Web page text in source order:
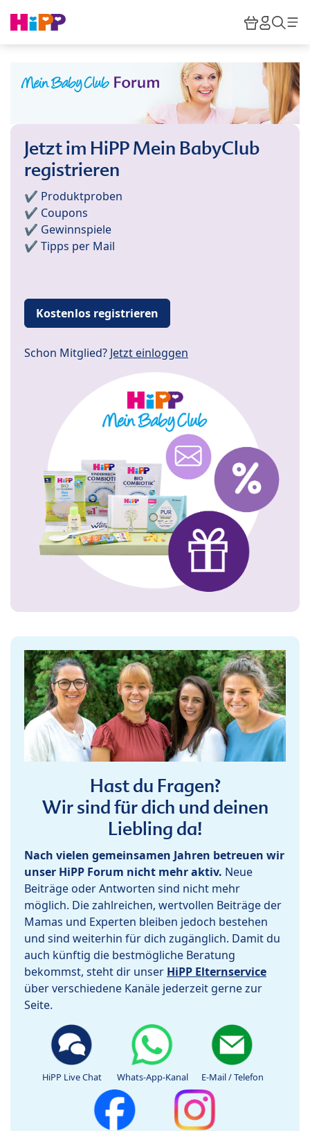
HiPP
Jetzt im HiPP Mein BabyClub
registrieren
✔️ Produktproben
✔️ Coupons
✔️ Gewinnspiele
✔️ Tipps per Mail
Kostenlos registrieren
Schon Mitglied? Jetzt einloggen
Hast du Fragen?
Wir sind für dich und deinen
Liebling da!
Nach vielen gemeinsamen Jahren betreuen wir
unser HiPP Forum nicht mehr aktiv. Neue
Beiträge oder Antworten sind nicht mehr
möglich. Die zahlreichen, wertvollen Beiträge der
Mamas und Experten bleiben jedoch bestehen
und sind weiterhin für dich zugänglich. Damit du
auch künftig die bestmögliche Beratung
bekommst, steht dir unser HiPP Elternservice
über verschiedene Kanäle jederzeit gerne zur
Seite.
HiPP Live Chat Whats-App-Kanal E-Mail / Telefon